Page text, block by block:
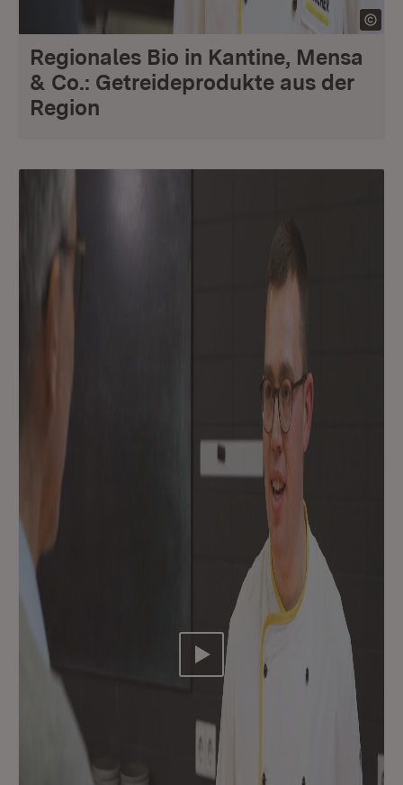
Regionales Bio in Kantine, Mensa
& Co.: Getreideprodukte aus der
Region
Video abspielen